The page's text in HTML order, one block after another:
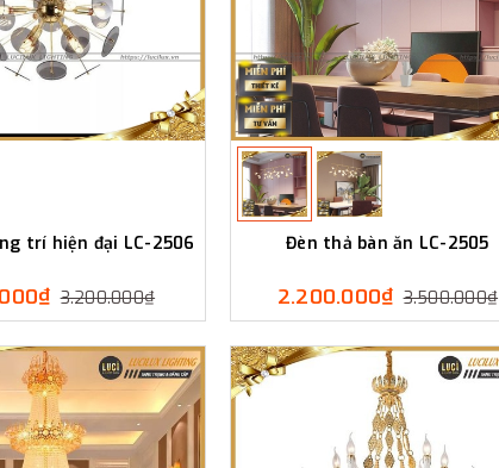
trí hiện đại LC-2506
3.200.000₫
Đèn thả bàn ăn LC-2505
2.200.000₫ 3.500.000₫